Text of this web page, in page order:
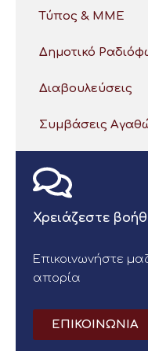
Τύπος & ΜΜΕ
Δημοτικό
Διαβουλεύσεις
Συμβάσεις
Χρειάζεστε
Επικοινωνήστε
απορία
ΕΠΙΚΟΙΝΩΝΙΑ